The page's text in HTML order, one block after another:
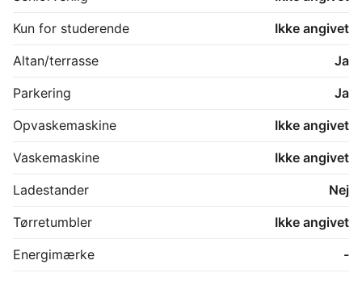
Kun for studerende
Ikke angivet
Altan/terrasse
Ja
Parkering
Ja
Opvaskemaskine
Ikke angivet
Vaskemaskine
Ikke angivet
Ladestander
Nej
Tørretumbler
Ikke angivet
Energimærke
-